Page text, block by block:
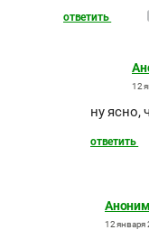
ответить
12
ну ясно,
ответить
12 января